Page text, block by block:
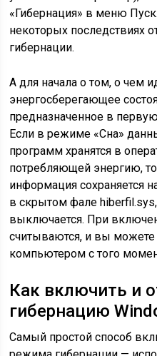
«Гибернация» в меню
некоторых последствиях
гибернации.
А для начала о том, о чем
энергосберегающее
предназначенное в
Если в режиме «Сна»
программ хранятся в
потребляющей энергию,
информация сохраняется
в скрытом фале hiberfil.sys,
выключается. При
считываются, и вы можете
компьютером с того
Как включить и
гибернацию
Самый простой способ